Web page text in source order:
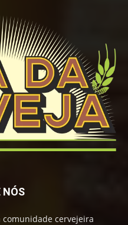
NÓS
comunidade cervejeira